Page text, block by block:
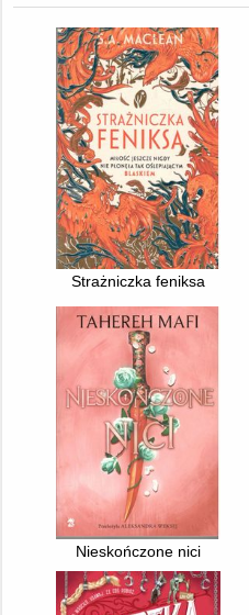
Strażniczka feniksa
Nieskończone nici